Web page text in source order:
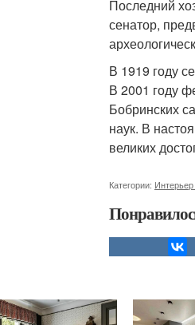
Последний
сенатор,
В 1919 году
В 2001 году
Бобринских
наук. В
великих
Категории: